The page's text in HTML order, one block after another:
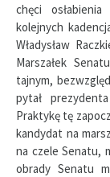
chęci
kolejnych
Władysław
Marszałek
tajnym,
pytał
Praktykę tę
kandydat na
na czele Senatu,
obrady Senatu